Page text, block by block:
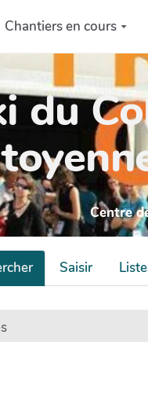
Chantiers en cours
du
Centre
Saisir